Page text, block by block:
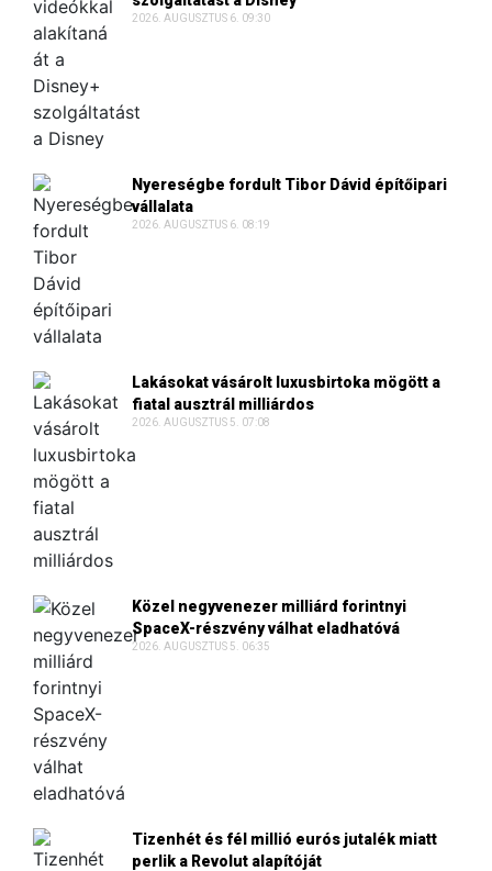
2026. AUGUSZTUS 6. 09:30
Nyereségbe fordult Tibor Dávid építőipari
vállalata
2026. AUGUSZTUS 6. 08:19
Lakásokat vásárolt luxusbirtoka mögött a
fiatal ausztrál milliárdos
2026. AUGUSZTUS 5. 07:08
Közel negyvenezer milliárd forintnyi
SpaceX-részvény válhat eladhatóvá
2026. AUGUSZTUS 5. 06:35
Tizenhét és fél millió eurós jutalék miatt
perlik a Revolut alapítóját